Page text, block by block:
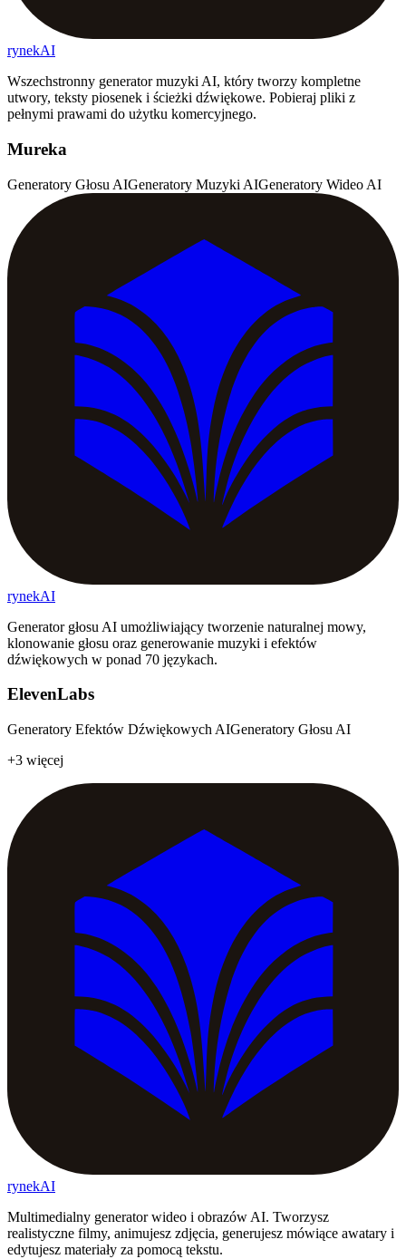
rynekAI
Wszechstronny generator muzyki AI, który tworzy kompletne
utwory, teksty piosenek i ścieżki dźwiękowe. Pobieraj pliki z
pełnymi prawami do użytku komercyjnego.
Mureka
Generatory Głosu AIGeneratory Muzyki AIGeneratory Wideo AI
rynekAI
Generator głosu AI umożliwiający tworzenie naturalnej mowy,
klonowanie głosu oraz generowanie muzyki i efektów
dźwiękowych w ponad 70 językach.
ElevenLabs
Generatory Efektów Dźwiękowych AIGeneratory Głosu AI
+3 więcej
rynekAI
Multimedialny generator wideo i obrazów AI. Tworzysz
realistyczne filmy, animujesz zdjęcia, generujesz mówiące awatary i
edytujesz materiały za pomocą tekstu.